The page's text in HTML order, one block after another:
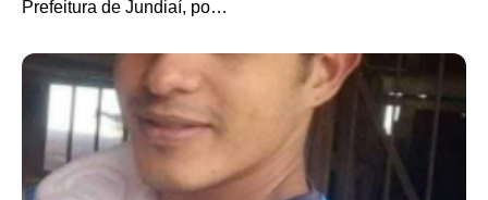
Prefeitura de Jundiaí, po…